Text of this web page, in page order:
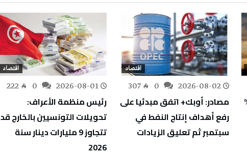
من 5%
اقتصاد
2026-08-02
307
مصادر: أوبك+ اتفق مبدئيا على
رفع أهداف إنتاج النفط في
سبتمبر ثم تعليق الزيادات
اقتصاد
2026-08-01
222
رئيس منظمة الأعراف:
تحويلات التونسيين بالخارج قد
تتجاوز 9 مليارات دينار سنة
2026